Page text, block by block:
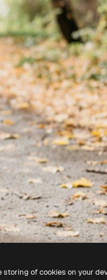
storing of cookies on your